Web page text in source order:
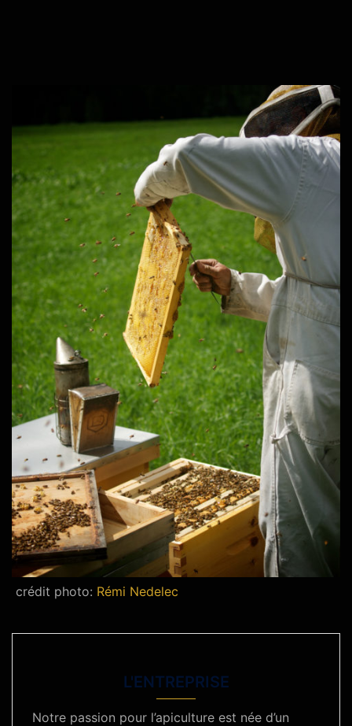
crédit photo: Rémi Nedelec
L'ENTREPRISE
Notre passion pour l’apiculture est née d’un